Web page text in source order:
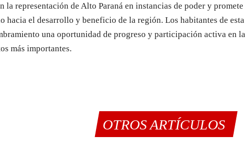
la representación de Alto Paraná en instancias de poder y promete
hacia el desarrollo y beneficio de la región. Los habitantes de esta
una oportunidad de progreso y participación activa en la
más importantes.
OTROS ARTÍCULOS